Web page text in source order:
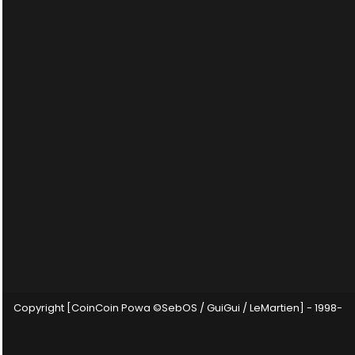
Copyright [CoinCoin Powa ©SebOS / GuiGui / LeMartien] - 1998-